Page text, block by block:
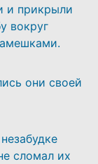
и прикрыли
вокруг
они своей
сломал их